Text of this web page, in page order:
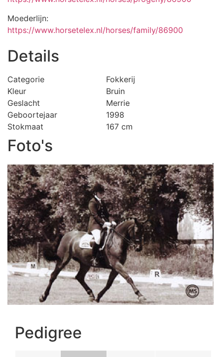
Moederlijn:
https://www.horsetelex.nl/horses/family/86900
Details
Categorie
Fokkerij
Kleur
Bruin
Geslacht
Merrie
Geboortejaar
1998
Stokmaat
167 cm
Foto's
Pedigree